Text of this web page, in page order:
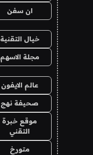
ان سفن
خيال التقنية
مجلة الاسهم
عالم الايفون
صحيفة نهج
موقع خبرة
التقني
متورخ